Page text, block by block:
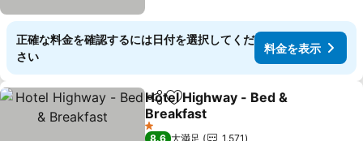
正確な料金を確認するには日付を選択してくだ
さい
料金を表示
シェアお気に入りに追加
Hotel Highway - Bed &
Breakfast
料金を表示
1 ホテルのランク
8.6 大満足
1,571